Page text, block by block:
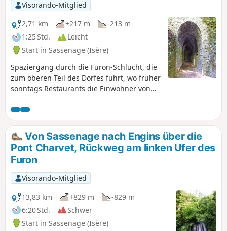
Visorando-Mitglied
2,71 km
+217 m
-213 m
1:25 Std.
Leicht
Start in Sassenage (Isère)
Spaziergang durch die Furon-Schlucht, die
zum oberen Teil des Dorfes führt, wo früher
sonntags Restaurants die Einwohner von
nach Abkühlung waren. Ein kurzer
Spaziergang, der bei großer Hitze sehr
geschätzt wird, da es am Furon immer kühl
bleibt.Von Sassenage nach Engins über die
Pont Charvet, Rückweg am linken Ufer des
Furon
Visorando-Mitglied
13,83 km
+829 m
-829 m
6:20 Std.
Schwer
Start in Sassenage (Isère)